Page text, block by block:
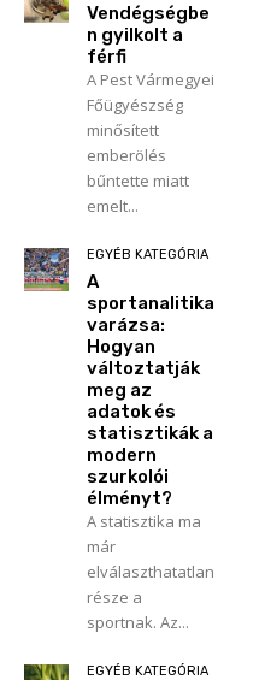
Vendégségbe
n gyilkolt a
férfi
A Pest Vármegyei
Főügyészség
minősített
emberölés
bűntette miatt
emelt...
EGYÉB KATEGÓRIA
A
sportanalitika
varázsa:
Hogyan
változtatják
meg az
adatok és
statisztikák a
modern
szurkolói
élményt?
A statisztika ma
már
elválaszthatatlan
része a
sportnak. Az...
EGYÉB KATEGÓRIA